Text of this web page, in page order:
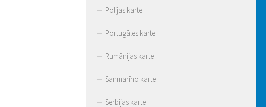
Polijas karte
Portugāles karte
Rumānijas karte
Sanmarīno karte
Serbijas karte